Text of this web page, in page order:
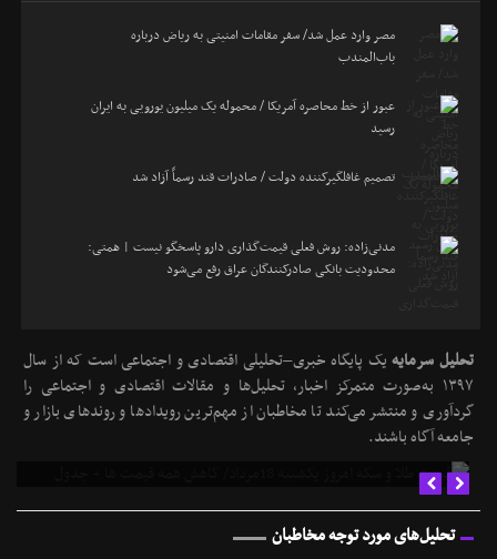
مصر وارد عمل شد/ سفر مقامات امنیتی به ریاض درباره
باب‌المندب
عبور از خط محاصره آمریکا / محموله یک میلیون یورویی به ایران
رسید
تصمیم غافلگیرکننده دولت / صادرات قند رسماً آزاد شد
مدنی‌زاده: روش فعلی قیمت‌گذاری دارو پاسخگو نیست | همتی:
محدودیت بانکی صادرکنندگان عراق رفع می‌شود
تحلیل سرمایهیک پایگاه خبری–تحلیلی اقتصادی و اجتماعی است که از سال
۱۳۹۷ به‌صورت متمرکز اخبار، تحلیل‌ها و مقالات اقتصادی و اجتماعی را
گردآوری و منتشر می‌کند تا مخاطبان از مهم‌ترین رویدادها و روندهای بازار و
جامعه آگاه باشند.
قیمت طلا و سکه امروز یکشنبه 18مرداد/ کاهش همه قیمت ها + جدول
تحلیل‌های مورد توجه مخاطبان